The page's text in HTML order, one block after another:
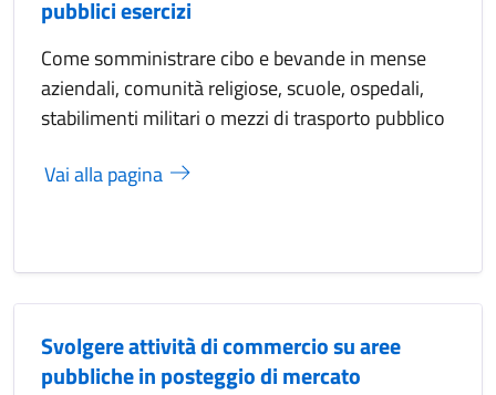
pubblici esercizi
Come somministrare cibo e bevande in mense
aziendali, comunità religiose, scuole, ospedali,
stabilimenti militari o mezzi di trasporto pubblico
Vai alla pagina
Svolgere attività di commercio su aree
pubbliche in posteggio di mercato